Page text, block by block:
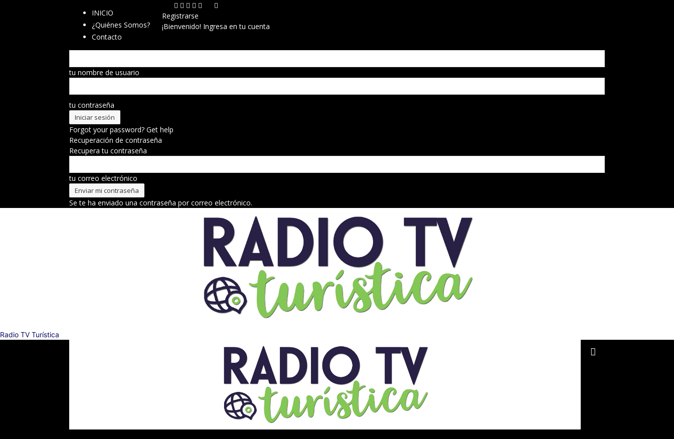
INICIO
¿Quiénes Somos?
Contacto
Registrarse
¡Bienvenido! Ingresa en tu cuenta
tu nombre de usuario
tu contraseña
Forgot your password? Get help
Recuperación de contraseña
Recupera tu contraseña
tu correo electrónico
Se te ha enviado una contraseña por correo electrónico.
Radio TV Turística